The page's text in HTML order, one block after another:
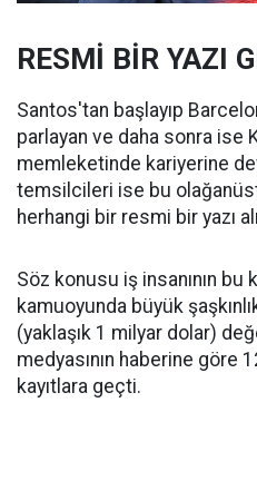
RESMİ BİR YAZI
Santos'tan başlayıp
parlayan ve daha sonra ise
memleketinde kariyerine
temsilcileri ise bu
herhangi bir resmi bir yazı
Söz konusu iş insanının bu
kamuoyunda büyük
(yaklaşık 1 milyar dolar)
medyasının haberine göre
kayıtlara geçti.